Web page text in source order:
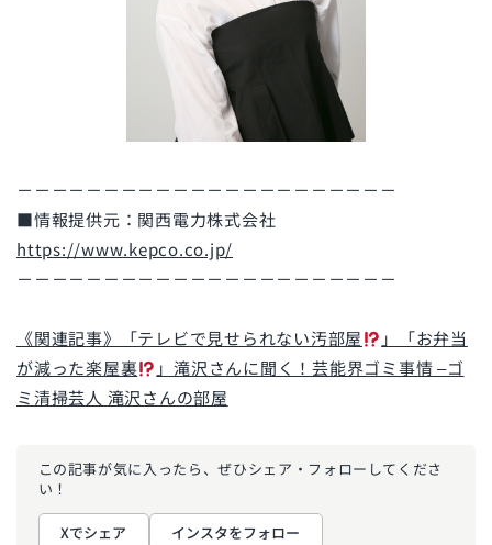
－－－－－－－－－－－－－－－－－－－－－－
■情報提供元：関西電力株式会社
https://www.kepco.co.jp/
－－－－－－－－－－－－－－－－－－－－－－
《関連記事》「テレビで見せられない汚部屋
」「お弁当
が減った楽屋裏
」滝沢さんに聞く！芸能界ゴミ事情 –ゴ
ミ清掃芸人 滝沢さんの部屋
この記事が気に入ったら、ぜひシェア・フォローしてくださ
い！
Xでシェア インスタをフォロー